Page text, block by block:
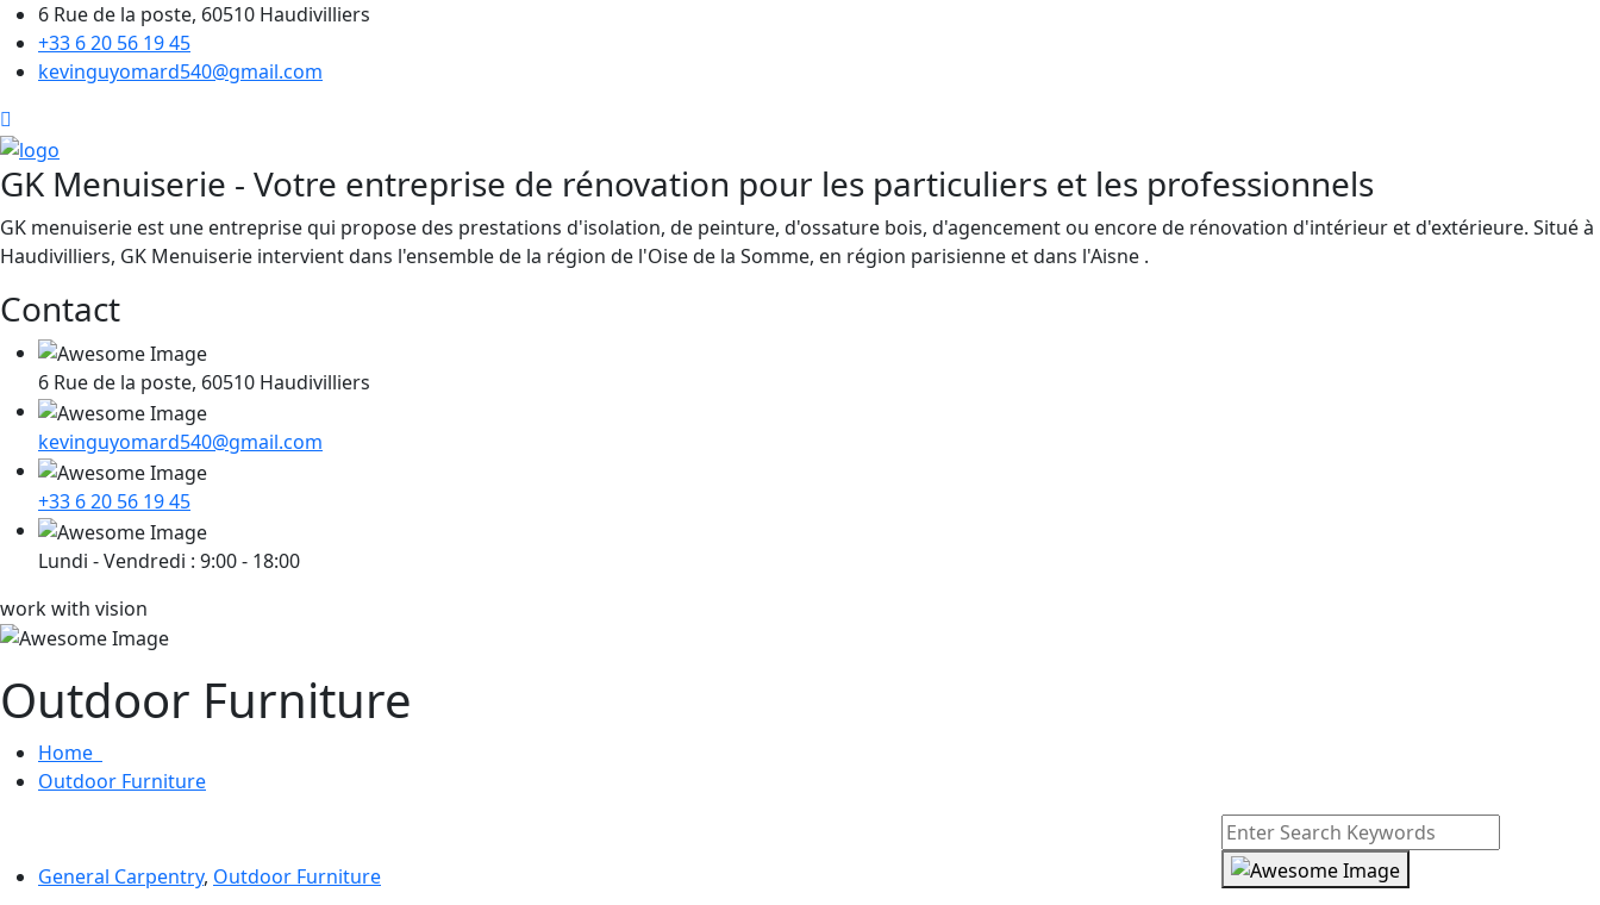
6 Rue de la poste, 60510 Haudivilliers
+33 6 20 56 19 45
kevinguyomard540@gmail.com
GK Menuiserie - Votre entreprise de rénovation pour les particuliers et les professionnels
GK menuiserie est une entreprise qui propose des prestations d'isolation, de peinture, d'ossature bois, d'agencement ou encore de rénovation d'intérieur et d'extérieure. Situé à
Haudivilliers, GK Menuiserie intervient dans l'ensemble de la région de l'Oise de la Somme, en région parisienne et dans l'Aisne .
Contact
6 Rue de la poste, 60510 Haudivilliers
kevinguyomard540@gmail.com
+33 6 20 56 19 45
Lundi - Vendredi : 9:00 - 18:00
work with vision
Outdoor Furniture
Home
Outdoor Furniture
General Carpentry, Outdoor Furniture